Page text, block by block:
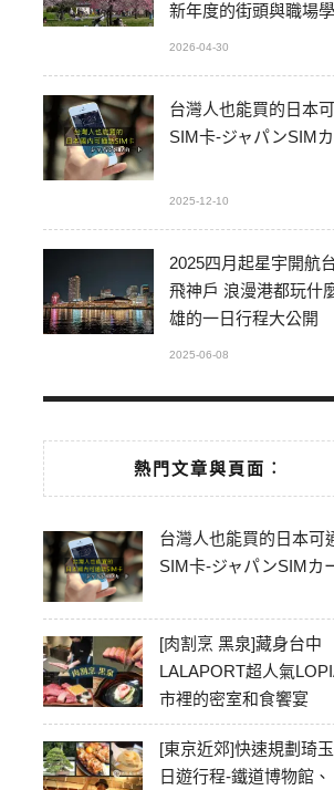
新年度的街頭與職場學
2026-04-30
台灣人也能買的日本
SIM卡-ジャパンSIM
2025-12-10
2025四月起星宇開航
飛神戶 浪漫港都玩什
雄的一日行程大公開
2025-06-08
熱門文章與頁面︰
台灣人也能買的日本可
SIM卡-ジャパンSIMカ
[肉割烹 黑泉]藏身台中
LALAPORT超人氣
市裡的密室和食饗宴
[東京近郊]快速規劃琦
日遊行程-鐵道博物館、